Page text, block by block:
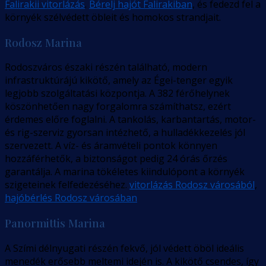
Falirakii vitorlázás. Bérelj hajót Falirakiban, és fedezd fel a
környék szélvédett öbleit és homokos strandjait.
Rodosz Marina
Rodoszváros északi részén található, modern
infrastruktúrájú kikötő, amely az Égei-tenger egyik
legjobb szolgáltatási központja. A 382 férőhelynek
köszönhetően nagy forgalomra számíthatsz, ezért
érdemes előre foglalni. A tankolás, karbantartás, motor-
és rig-szerviz gyorsan intézhető, a hulladékkezelés jól
szervezett. A víz- és áramvételi pontok könnyen
hozzáférhetők, a biztonságot pedig 24 órás őrzés
garantálja. A marina tökéletes kiindulópont a környék
szigeteinek felfedezéséhez. vitorlázás Rodosz városából,
hajóbérlés Rodosz városában
Panormittis Marina
A Szími délnyugati részén fekvő, jól védett öböl ideális
menedék erősebb meltemi idején is. A kikötő csendes, így